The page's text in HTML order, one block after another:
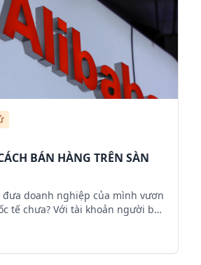
BÁN HÀNG TRÊN SÀN
đưa doanh nghiệp của mình vươn
tế chưa? Với tài khoản người bán
triệu khách hàng tiềm năng
sản phẩm của mình ra thế